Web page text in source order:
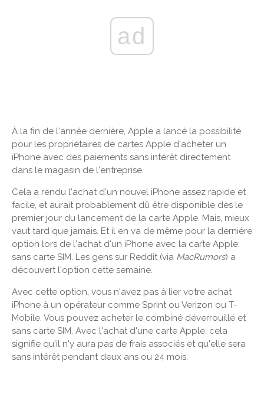
ad
À la fin de l'année dernière, Apple a lancé la possibilité
pour les propriétaires de cartes Apple d'acheter un
iPhone avec des paiements sans intérêt directement
dans le magasin de l'entreprise.
Cela a rendu l'achat d'un nouvel iPhone assez rapide et
facile, et aurait probablement dû être disponible dès le
premier jour du lancement de la carte Apple. Mais, mieux
vaut tard que jamais. Et il en va de même pour la dernière
option lors de l'achat d'un iPhone avec la carte Apple:
sans carte SIM. Les gens sur Reddit (via MacRumors) a
découvert l'option cette semaine.
Avec cette option, vous n'avez pas à lier votre achat
iPhone à un opérateur comme Sprint ou Verizon ou T-
Mobile. Vous pouvez acheter le combiné déverrouillé et
sans carte SIM. Avec l'achat d'une carte Apple, cela
signifie qu'il n'y aura pas de frais associés et qu'elle sera
sans intérêt pendant deux ans ou 24 mois.